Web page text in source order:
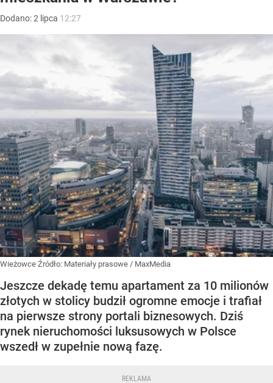
Dodano:2 lipca 12:27
Wieżowce Źródło: Materiały prasowe / MaxMedia
Jeszcze dekadę temu apartament za 10 milionów
złotych w stolicy budził ogromne emocje i trafiał
na pierwsze strony portali biznesowych. Dziś
rynek nieruchomości luksusowych w Polsce
wszedł w zupełnie nową fazę.